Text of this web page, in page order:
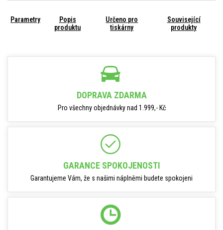
Parametry
Popis
produktu
Určeno pro
tiskárny
Související
produkty
DOPRAVA ZDARMA
Pro všechny objednávky nad 1.999,- Kč
GARANCE SPOKOJENOSTI
Garantujeme Vám, že s našimi náplněmi budete spokojeni